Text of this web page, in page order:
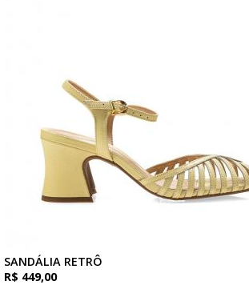
SANDÁLIA RETRÔ
R$ 449,00